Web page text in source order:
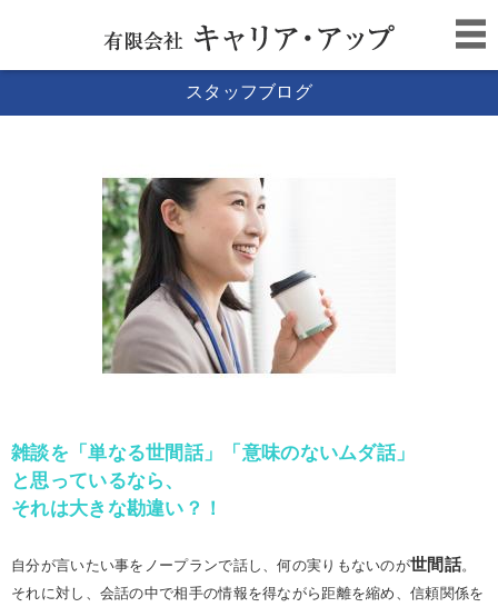
スタッフブログ
雑談を「単なる世間話」「意味のないムダ話」
と思っているなら、
それは大きな勘違い？！
自分が言いたい事をノープランで話し、何の実りもないのが世間話。
それに対し、会話の中で相手の情報を得ながら距離を縮め、信頼関係を